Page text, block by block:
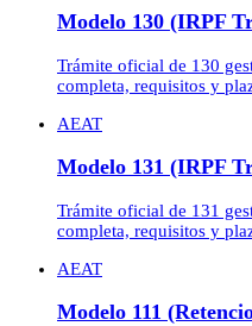
Modelo 130 (IRPF
Trámite oficial de 130
completa, requisitos y
AEAT
Modelo 131 (IRPF
Trámite oficial de 131
completa, requisitos y
AEAT
Modelo 111